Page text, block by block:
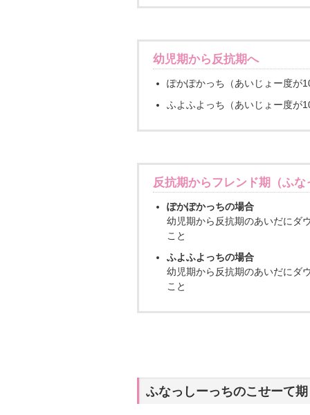
幼児期から反抗期へ
ぽかぽかっち（あいじょー度が
ふよふよっち（あいじょー度が
反抗期からフレンド期（ふな
ぽかぽかっちの場合
幼児期から反抗期のあいだにダ
こと
ふよふよっちの場合
幼児期から反抗期のあいだにダ
こと
ふなっしーっちのこせーて期